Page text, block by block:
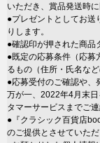
いただき、賞品発送時
●プレゼントとしてお送
りします。
●確認印が押された商品
●既定の応募条件（応募
るもの（住所・氏名な
●応募受付のご確認や、
万が一、2022年4月末
タマーサービスまでご
●『クラシック百貨店
のご提供とさせていただ